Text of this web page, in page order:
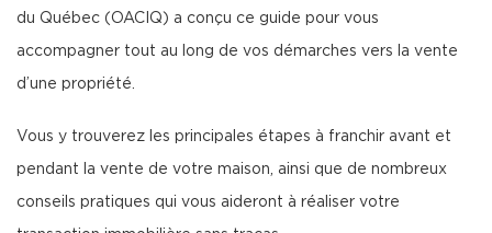
du Québec (OACIQ) a conçu ce guide pour vous
accompagner tout au long de vos démarches vers la vente
d’une propriété.
Vous y trouverez les principales étapes à franchir avant et
pendant la vente de votre maison, ainsi que de nombreux
conseils pratiques qui vous aideront à réaliser votre